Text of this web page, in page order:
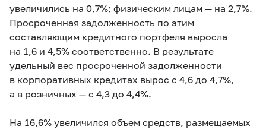
увеличились на 0,7%; физическим лицам — на 2,7%.
Просроченная задолженность по этим
составляющим кредитного портфеля выросла
на 1,6 и 4,5% соответственно. В результате
удельный вес просроченной задолженности
в корпоративных кредитах вырос с 4,6 до 4,7%,
а в розничных — с 4,3 до 4,4%.
На 16,6% увеличился объем средств, размещаемых